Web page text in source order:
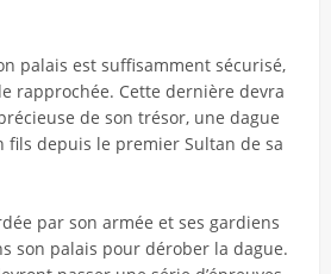
palais est suffisamment sécurisé,
rapprochée. Cette dernière devra
de son trésor, une dague
fils depuis le premier Sultan de sa
par son armée et ses gardiens
son palais pour dérober la dague.